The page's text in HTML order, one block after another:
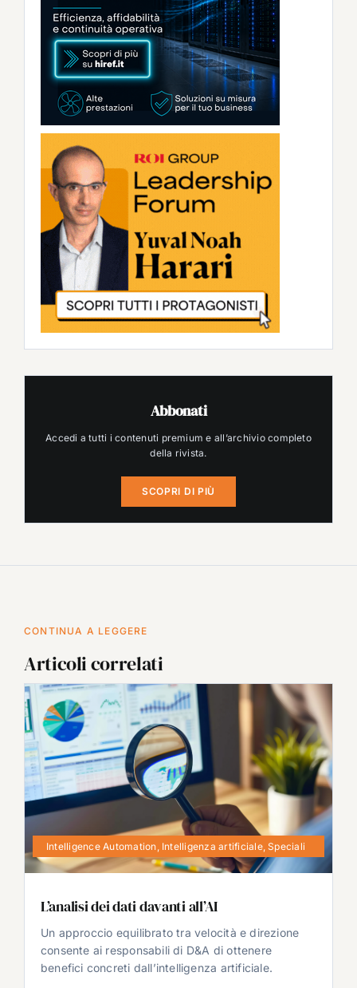
Abbonati
Accedi a tutti i contenuti premium e all’archivio completo
della rivista.
SCOPRI DI PIÙ
CONTINUA A LEGGERE
Articoli correlati
Intelligence Automation Intelligenza artificiale,Speciali
L’analisi dei dati davanti all’AI
Un approccio equilibrato tra velocità e direzione
consente ai responsabili di D&A di ottenere
benefici concreti dall’intelligenza artificiale.